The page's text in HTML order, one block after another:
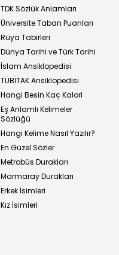
TDK Sözlük Anlamları
Üniversite Taban Puanları
Rüya Tabirleri
Dünya Tarihi ve Türk Tarihi
İslam Ansiklopedisi
TÜBİTAK Ansiklopedisi
Hangi Besin Kaç Kalori
Eş Anlamlı Kelimeler
Sözlüğü
Hangi Kelime Nasıl Yazılır?
En Güzel Sözler
Metrobüs Durakları
Marmaray Durakları
Erkek İsimleri
Kız İsimleri